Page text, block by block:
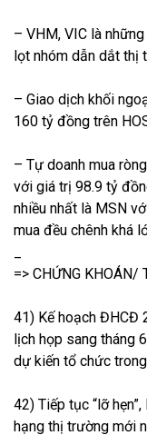
– VHM, VIC là
lọt nhóm dẫn dắt thị
– Giao dịch khối
160 tỷ đồng trên
– Tự doanh mua
với giá trị 98.9 tỷ
nhiều nhất là MSN
mua đều chênh khá
=> CHỨNG KHOÁN/
41) Kế hoạch ĐHCĐ
lịch họp sang tháng
dự kiến tổ chức
42) Tiếp tục “lỡ
hạng thị trường mới